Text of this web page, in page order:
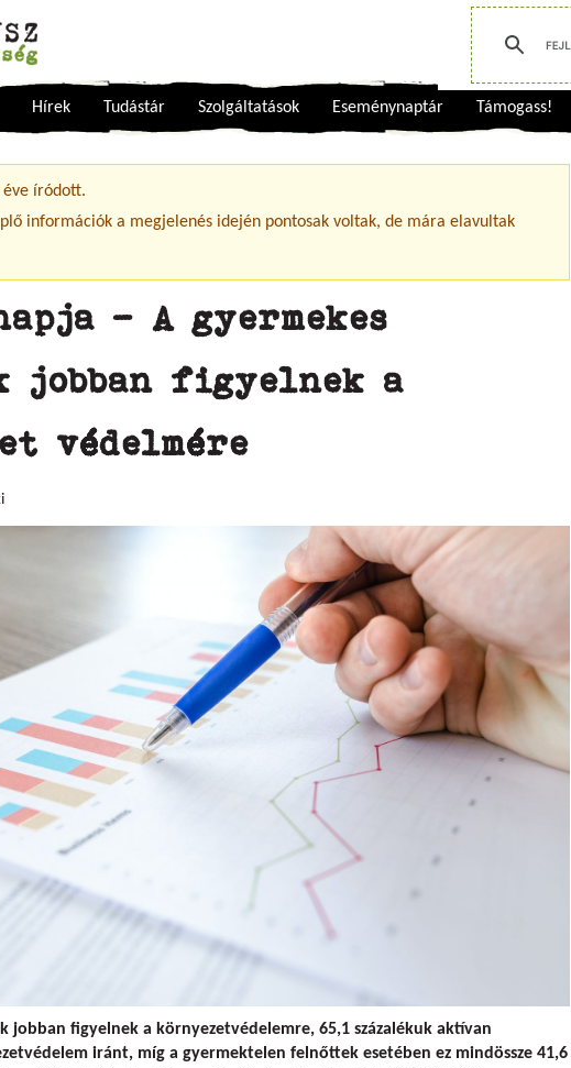
Hírek Tudástár Szolgáltatások Eseménynaptár Támogass!
üzenet
éve íródott.
információk a megjelenés idején pontosak voltak, de mára elavultak
- A gyermekes
jobban figyelnek a
védelmére
jobban figyelnek a környezetvédelemre, 65,1 százalékuk aktívan
iránt, míg a gyermektelen felnőttek esetében ez mindössze 41,6